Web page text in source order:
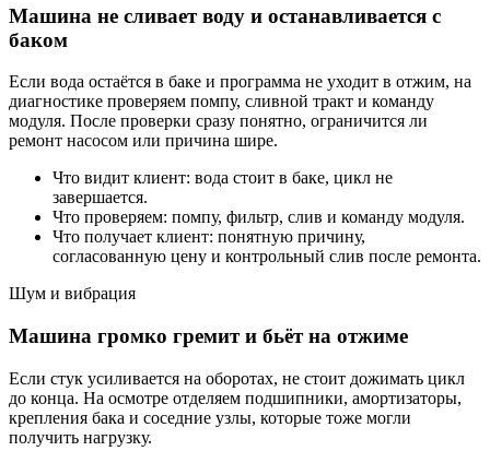
Машина не сливает воду и останавливается с
баком
Если вода остаётся в баке и программа не уходит в отжим, на
диагностике проверяем помпу, сливной тракт и команду
модуля. После проверки сразу понятно, ограничится ли
ремонт насосом или причина шире.
Что видит клиент: вода стоит в баке, цикл не
завершается.
Что проверяем: помпу, фильтр, слив и команду модуля.
Что получает клиент: понятную причину,
согласованную цену и контрольный слив после ремонта.
Шум и вибрация
Машина громко гремит и бьёт на отжиме
Если стук усиливается на оборотах, не стоит дожимать цикл
до конца. На осмотре отделяем подшипники, амортизаторы,
крепления бака и соседние узлы, которые тоже могли
получить нагрузку.